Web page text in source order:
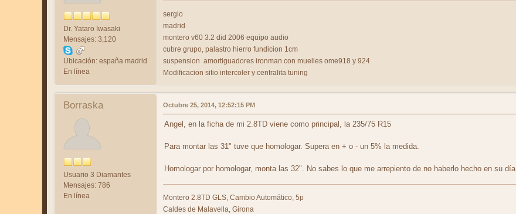
Dr. Yataro Iwasaki
Mensajes: 3,120
Ubicación: españa madrid
En línea
sergio
madrid
montero v60 3.2 did 2006 equipo audio
cubre grupo, palastro hierro fundicion 1cm
suspension amortiguadores ironman con muelles ome918 y 924
Modificacion sitio intercoler y centralita tuning
Borraska
Usuario 3 Diamantes
Mensajes: 786
En línea
Octubre 25, 2014, 12:52:15 PM
Angel, en la ficha de mi 2.8TD viene como principal, la 235/75 R15
Para montar las 31" tuve que homologar. Supera en + o - un 5% la medida.
Homologar por homologar, monta las 32". No sabes lo que me arrepiento de no haberlo hecho en su día.
Montero 2.8TD GLS, Cambio Automático, 5p
Caldes de Malavella, Girona